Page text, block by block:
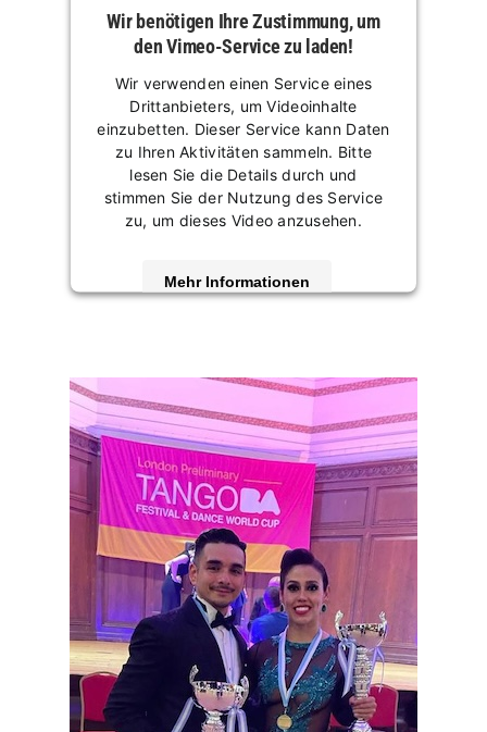
Wir benötigen Ihre Zustimmung, um
den Vimeo-Service zu laden!
Wir verwenden einen Service eines
Drittanbieters, um Videoinhalte
einzubetten. Dieser Service kann Daten
zu Ihren Aktivitäten sammeln. Bitte
lesen Sie die Details durch und
stimmen Sie der Nutzung des Service
zu, um dieses Video anzusehen.
Mehr Informationen
powered byUsercentrics Consent
Management Platform
&eRecht24